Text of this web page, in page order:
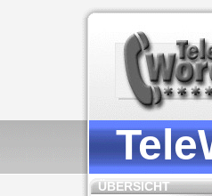
ÜBERSICHT